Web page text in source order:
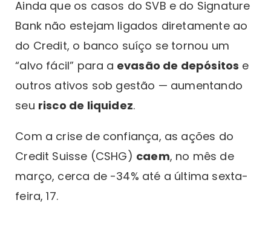
Ainda que os casos do SVB e do Signature
Bank não estejam ligados diretamente ao
do Credit, o banco suíço se tornou um
“alvo fácil” para a evasão de depósitos e
outros ativos sob gestão — aumentando
seu risco de liquidez.
Com a crise de confiança, as ações do
Credit Suisse (CSHG) caem, no mês de
março, cerca de -34% até a última sexta-
feira, 17.